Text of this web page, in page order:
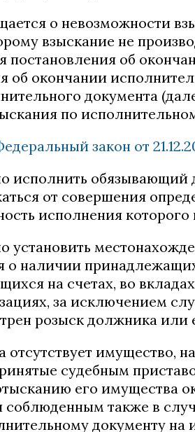
о невозможности
взыскание не
постановления об
об окончании
документа
по
закон от
исполнить
от совершения
исполнения которого
установить
о наличии
на счетах, во
за исключением
розыск должника или
отсутствует имущество,
судебным
его имущества
соблюденным также в
документу